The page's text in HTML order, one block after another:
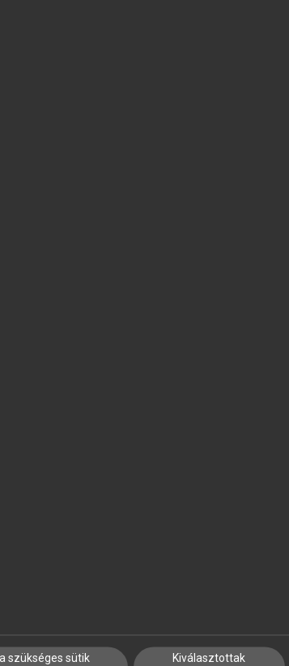
egészségfelmérésen alapul. Ugyanakkor
így összehasonlításra, longitudinális
hatásainak értékelése szempontjából
és azok sokrétű – többváltozós
specifikus, mélyebb – mikroszintű –
számos fejezetben a tudományos iskola
az egészségügy, pszichológia, szociológia,
munkát végző és döntéshozó –
meghatározóit szeretné megismerni,
nepesseg-eletminosege-az-ezredfordulon//
szükséges sütik Kiválasztottak